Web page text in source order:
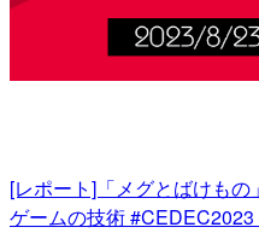
[レポート]「メグとばけも
ゲームの技術